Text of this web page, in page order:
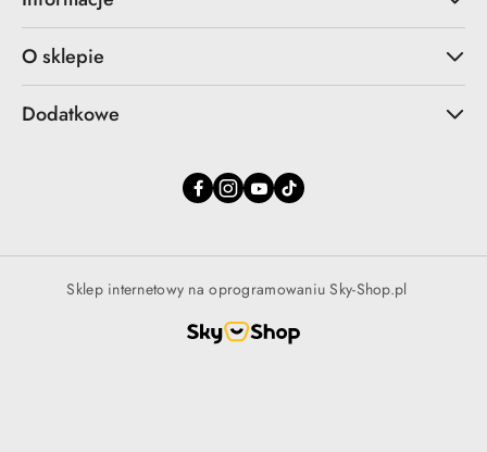
O sklepie
Dodatkowe
Sklep internetowy na oprogramowaniu Sky-Shop.pl